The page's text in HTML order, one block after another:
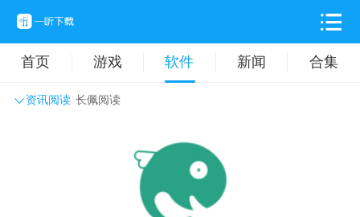
首页 游戏 软件 新闻 合集
资讯阅读 长佩阅读
拍摄美化 时尚购物